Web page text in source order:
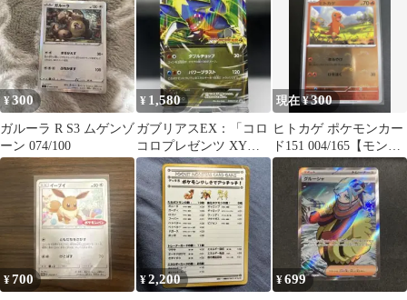
¥300
ガルーラ R S3 ムゲンゾ
ーン 074/100
¥ 1,580
ガブリアスEX：「コロ
コロプレゼンツ XY激
アツ始動キャンペーン
背面傷小
現在 ¥300
ヒトカゲ ポケモンカー
ド151 004/165【モンス
ターボール柄】
¥700 ¥2,200 ¥699